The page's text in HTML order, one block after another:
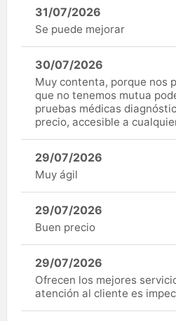
31/07/2026
Se puede mejorar
30/07/2026
Muy contenta, porque nos
que no tenemos mutua
pruebas médicas
precio, accesible a
29/07/2026
Muy ágil
29/07/2026
Buen precio
29/07/2026
Ofrecen los mejores
atención al cliente es